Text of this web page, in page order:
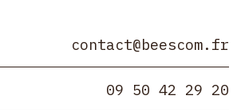
contact@beescom.fr
09 50 42 29 20